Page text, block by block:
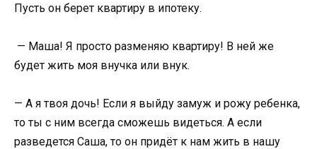
Пусть он берет квартиру в ипотеку.
— Маша! Я просто разменяю квартиру! В ней же
будет жить моя внучка или внук.
— А я твоя дочь! Если я выйду замуж и рожу ребенка,
то ты с ним всегда сможешь видеться. А если
разведется Саша, то он придёт к нам жить в нашу